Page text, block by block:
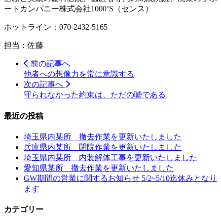
ートカンパニー株式会社1000’S（センス）
ホットライン：070-2432-5165
担当：佐藤
前の記事へ
他者への想像力を常に意識する
次の記事へ
守られなかった約束は、ただの嘘である
最近の投稿
埼玉県内某所 撤去作業を更新いたしました
兵庫県内某所 閉院作業を更新いたしました
埼玉県内某所 内装解体工事を更新いたしました
愛知県某所 撤去作業を更新いたしました
GW期間の営業に関するお知らせ 5/2~5/10迄休みとなり
ます
カテゴリー